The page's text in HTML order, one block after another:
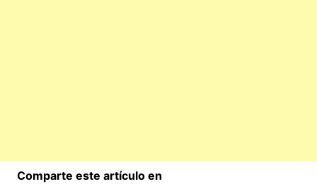
Comparte este artículo en